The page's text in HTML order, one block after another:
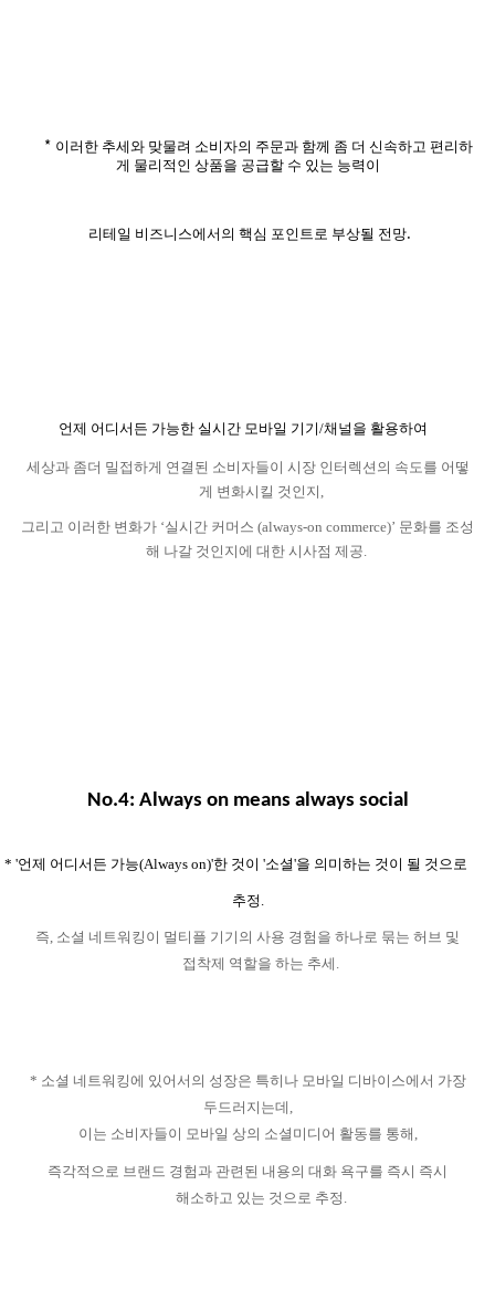
* 이러한 추세와 맞물려 소비자의 주문과 함께 좀 더 신속하고 편리하
게 물리적인 상품을 공급할 수 있는 능력이
리테일 비즈니스에서의 핵심 포인트로 부상될 전망.
언제 어디서든 가능한 실시간 모바일 기기/채널을 활용하여
세상과 좀더 밀접하게 연결된 소비자들이 시장 인터렉션의 속도를 어떻
게 변화시킬 것인지
그리고 이러한 변화가 ‘실시간 커머스 (always-on commerce)’ 문화를 조성
해 나갈 것인지에 대한 시사점 제공
No.4: Always on means always social
* '언제 어디서든 가능(Always on)'한 것이 '소셜'을 의미하는 것이 될 것으로
추정
즉 소셜 네트워킹이 멀티플 기기의 사용 경험을 하나로 묶는 허브 및
접착제 역할을 하는 추세
* 소셜 네트워킹에 있어서의 성장은 특히나 모바일 디바이스에서 가장
두드러지는데
이는 소비자들이 모바일 상의 소셜미디어 활동를 통해
즉각적으로 브랜드 경험과 관련된 내용의 대화 욕구를 즉시 즉시
해소하고 있는 것으로 추정